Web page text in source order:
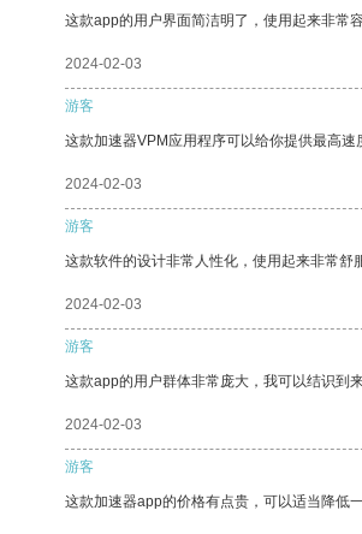
这款app的用户界面简洁明了，使用起来非常
2024-02-03
游客
这款加速器VPM应用程序可以给你提供最高速
2024-02-03
游客
这款软件的设计非常人性化，使用起来非常舒
2024-02-03
游客
这款app的用户群体非常庞大，我可以结识到
2024-02-03
游客
这款加速器app的价格有点贵，可以适当降低